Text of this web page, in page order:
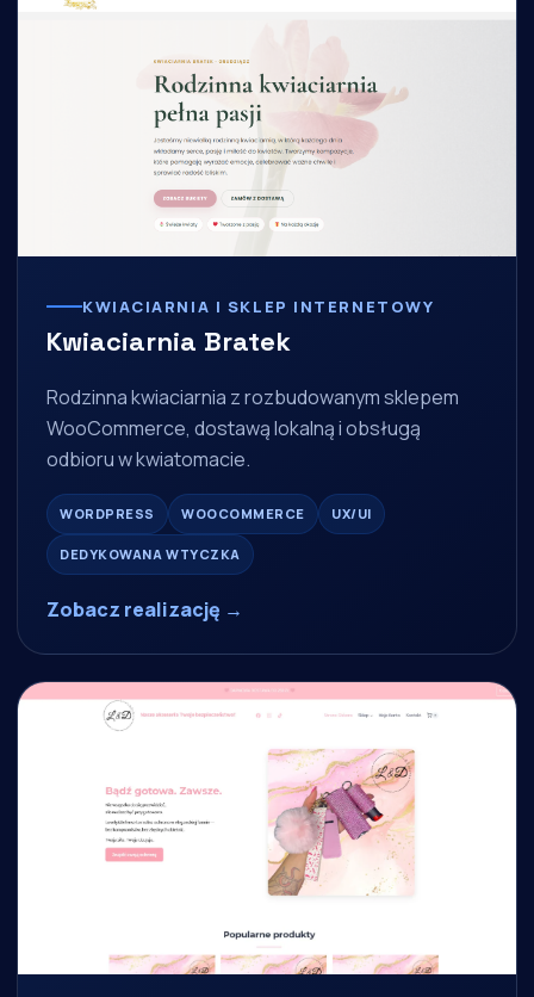
KWIACIARNIA I SKLEP INTERNETOWY
Kwiaciarnia Bratek
Rodzinna kwiaciarnia z rozbudowanym sklepem
WooCommerce, dostawą lokalną i obsługą
odbioru w kwiatomacie.
WORDPRESS WOOCOMMERCE UX/UI
DEDYKOWANA WTYCZKA
Zobacz realizację →